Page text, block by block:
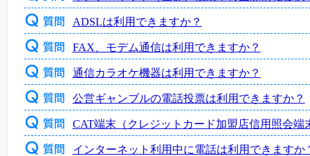
ADSLは利用できますか？
FAX、モデム通信は利用できますか？
通信カラオケ機器は利用できますか？
公営ギャンブルの電話投票は利用できますか？
CAT端末（クレジットカード加盟店信用照会端
インターネット利用中に電話は利用できますか